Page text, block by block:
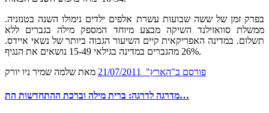
בפרק זמן של ששה שבועות עשרת אלפים ילדים נימולו השנה בטנזניה.
ממשלת סוואזילנד השיקה מבצע מיוחד המספק מילה בגברים ללא
תשלום. במדינה האפריקאית קיים השיעור הגבוה ביותר של נשאי איידס.
26% מהגברים במדינה בגילאי 15-49 נושאים את הנגיף.
פורסם ב"הארץ" 21/07/2011
מאת שלמה שמיר ניו יורק
מדרגה לדרגה: ברית מילה וברכת ההתחדשות הת…